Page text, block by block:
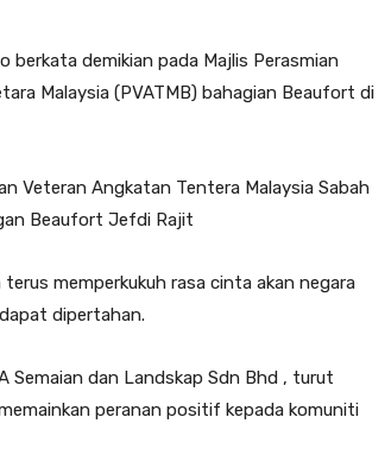
berkata demikian pada Majlis Perasmian
Malaysia (PVATMB) bahagian Beaufort di
Veteran Angkatan Tentera Malaysia Sabah
Beaufort Jefdi Rajit
memperkukuh rasa cinta akan negara
dipertahan.
Semaian dan Landskap Sdn Bhd , turut
peranan positif kepada komuniti